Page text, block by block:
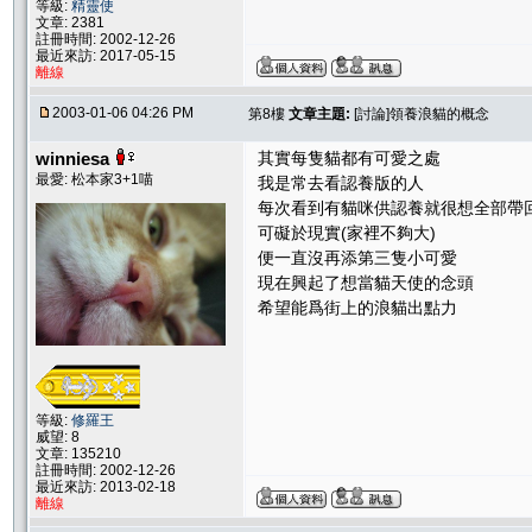
等級: 精靈使
文章: 2381
註冊時間: 2002-12-26
最近來訪: 2017-05-15
離線
2003-01-06 04:26 PM 第8樓 文章主題: [討論]領養浪貓的概念
winniesa
最愛: 松本家3+1喵
等級: 修羅王
威望: 8
文章: 135210
註冊時間: 2002-12-26
最近來訪: 2013-02-18
離線
其實每隻貓都有可愛之處
我是常去看認養版的人
每次看到有貓咪供認養就很想全部帶
可礙於現實(家裡不夠大)
便一直沒再添第三隻小可愛
現在興起了想當貓天使的念頭
希望能爲街上的浪貓出點力